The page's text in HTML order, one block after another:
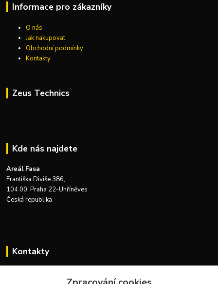
Informace pro zákazníky
O nás
Jak nakupovat
Obchodní podmínky
Kontakty
Zeus Technics
Kde nás najdete
Areál Fasa
Františka Diviše 386,
104 00, Praha 22-Uhříněves
Česká republika
Kontakty